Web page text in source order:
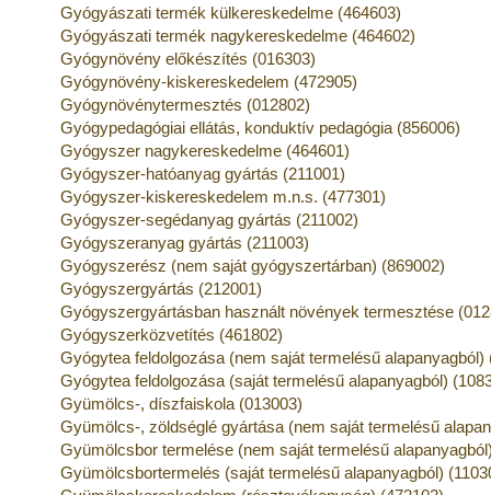
Gyógyászati termék külkereskedelme (464603)
Gyógyászati termék nagykereskedelme (464602)
Gyógynövény előkészítés (016303)
Gyógynövény-kiskereskedelem (472905)
Gyógynövénytermesztés (012802)
Gyógypedagógiai ellátás, konduktív pedagógia (856006)
Gyógyszer nagykereskedelme (464601)
Gyógyszer-hatóanyag gyártás (211001)
Gyógyszer-kiskereskedelem m.n.s. (477301)
Gyógyszer-segédanyag gyártás (211002)
Gyógyszeranyag gyártás (211003)
Gyógyszerész (nem saját gyógyszertárban) (869002)
Gyógyszergyártás (212001)
Gyógyszergyártásban használt növények termesztése
Gyógyszerközvetítés (461802)
Gyógytea feldolgozása (nem saját termelésű alapanyagból)
Gyógytea feldolgozása (saját termelésű alapanyagból)
Gyümölcs-, díszfaiskola (013003)
Gyümölcs-, zöldséglé gyártása (nem saját termelésű
Gyümölcsbor termelése (nem saját termelésű
Gyümölcsbortermelés (saját termelésű alapanyagból)